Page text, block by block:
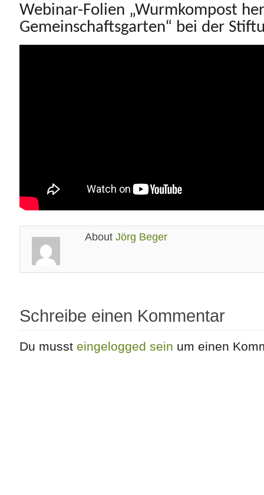
Webinar-Folien „Wurmkompost
Gemeinschaftsgarten“ bei der
About Jörg Beger
Schreibe einen Kommentar
Du musst eingelogged sein um einen